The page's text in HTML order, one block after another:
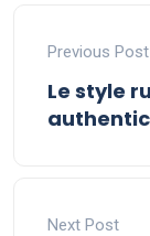
Previous Post
Le style
Next Post